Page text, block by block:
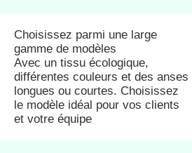
Choisissez parmi une large
gamme de modèles
Avec un tissu écologique,
différentes couleurs et des anses
longues ou courtes. Choisissez
le modèle idéal pour vos clients
et votre équipe